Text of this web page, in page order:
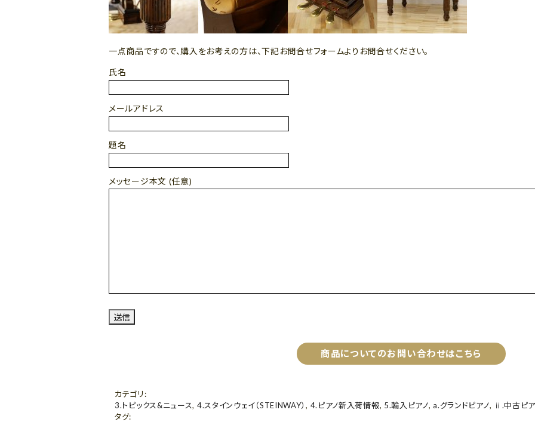
一点商品ですので、購入をお考えの方は、下記お問合せフォームよりお問合せください。
氏名
メールアドレス
題名
メッセージ本文 (任意)
商品についてのお問い合わせはこちら
カテゴリ :
3.トピックス&ニュース, 4.スタインウェイ（STEINWAY）, 4.ピアノ新入荷情報, 5.輸入ピアノ,a.グランドピアノ, ⅱ.中古ピ
タグ: